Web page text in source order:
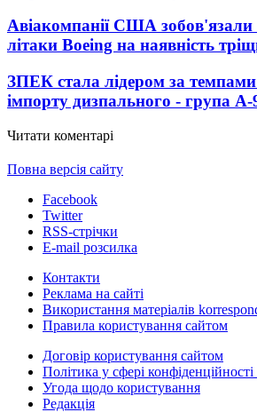
Авіакомпанії США зобов'язали
літаки Boeing на наявність
ЗПЕК стала лідером за
імпорту дизпального - група А-
Читати коментарі
Повна версія сайту
Facebook
Twitter
RSS-стрічки
E-mail розсилка
Контакти
Реклама на сайті
Використання матеріалів
Правила користування сайтом
Договір користування сайтом
Політика у сфері
Угода щодо користування
Редакція